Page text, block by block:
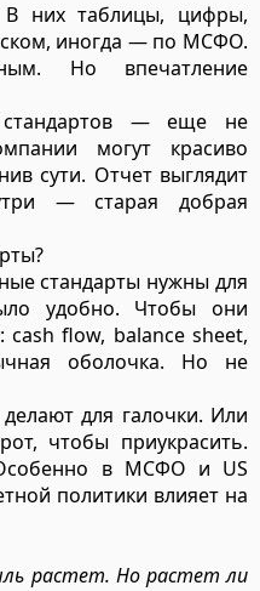
В них таблицы, цифры,
иногда — по МСФО.
Но впечатление
стандартов — еще не
могут красиво
сути. Отчет выглядит
— старая добрая
стандарты нужны для
удобно. Чтобы они
cash flow, balance sheet,
оболочка. Но не
для галочки. Или
чтобы приукрасить.
в МСФО и US
политики влияет на
растет. Но растет ли